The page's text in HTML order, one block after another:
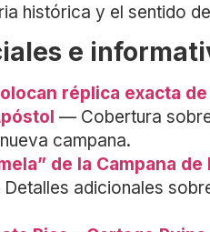
histórica y el sentido
e
réplica exacta
— Cobertura
campana.
de la Campana
adicionales